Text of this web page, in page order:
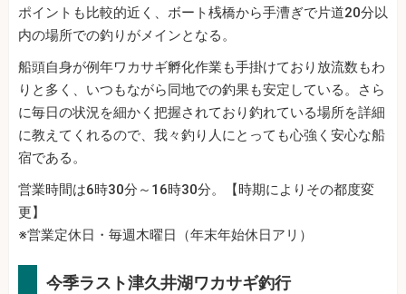
ポイントも比較的近く、ボート桟橋から手漕ぎで片道20分以
内の場所での釣りがメインとなる。
船頭自身が例年ワカサギ孵化作業も手掛けており放流数もわ
りと多く、いつもながら同地での釣果も安定している。さら
に毎日の状況を細かく把握されており釣れている場所を詳細
に教えてくれるので、我々釣り人にとっても心強く安心な船
宿である。
営業時間は6時30分～16時30分。【時期によりその都度変
更】
※営業定休日・毎週木曜日（年末年始休日アリ）
今季ラスト津久井湖ワカサギ釣行